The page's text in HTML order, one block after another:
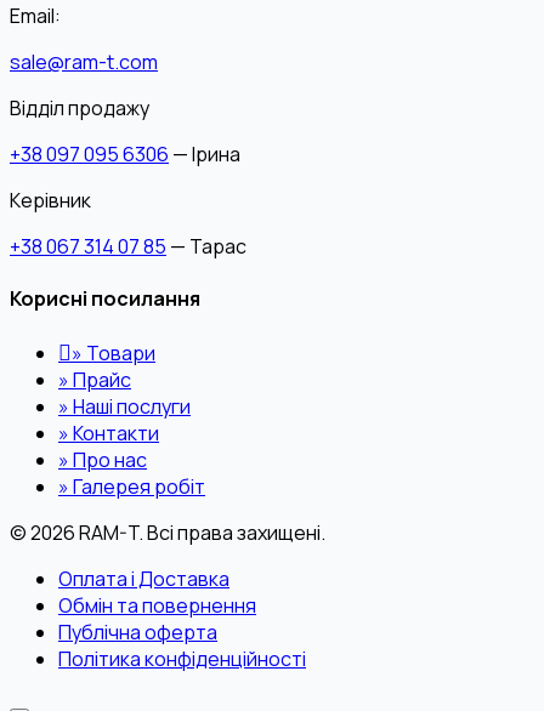
Email:
sale@ram-t.com
Відділ продажу
+38 097 095 6306 — Ірина
Керівник
+38 067 314 07 85 — Тарас
Корисні посилання
» Товари
»Прайс
»Наші послуги
»Контакти
»Про нас
»Галерея робіт
© 2026 RAM-T. Всі права захищені.
Оплата і Доставка
Обмін та повернення
Публічна оферта
Політика конфіденційності